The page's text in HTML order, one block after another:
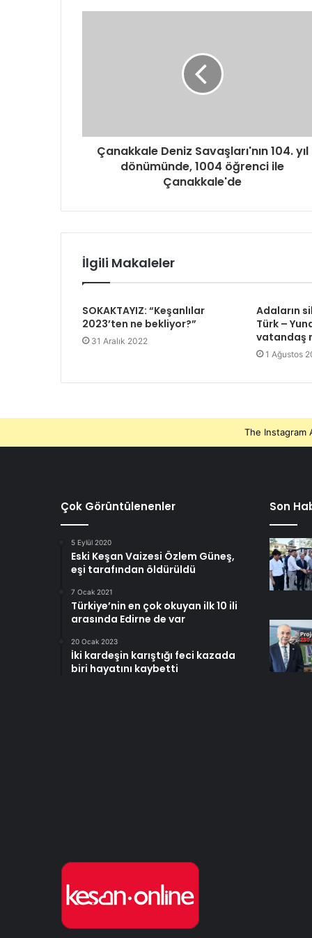
g
i
Çanakkale Deniz Savaşları'nın 104. yıl
dönümünde, 1004 öğrenci ile
Çanakkale'de
İlgili Makaleler
SOKAKTAYIZ: “Keşanlılar
2023’ten ne bekliyor?”
31 Aralık 2022
Adaların
Türk –
vatandaş
1 Ağustos
The Instagram
Çok Görüntülenenler
5 Eylül 2020
Eski Keşan Vaizesi Özlem Güneş,
eşi tarafından öldürüldü
7 Ocak 2021
Türkiye’nin en çok okuyan ilk 10 ili
arasında Edirne de var
20 Ocak 2023
İki kardeşin karıştığı feci kazada
biri hayatını kaybetti
Son